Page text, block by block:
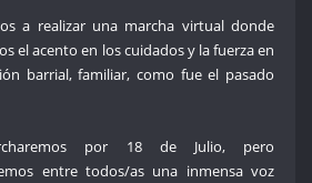
a realizar una marcha virtual donde
el acento en los cuidados y la fuerza en
barrial, familiar, como fue el pasado
por 18 de Julio, pero
entre todos/as una inmensa voz